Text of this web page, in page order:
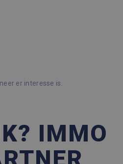
er interesse is.
IMMO
door een
van de site.